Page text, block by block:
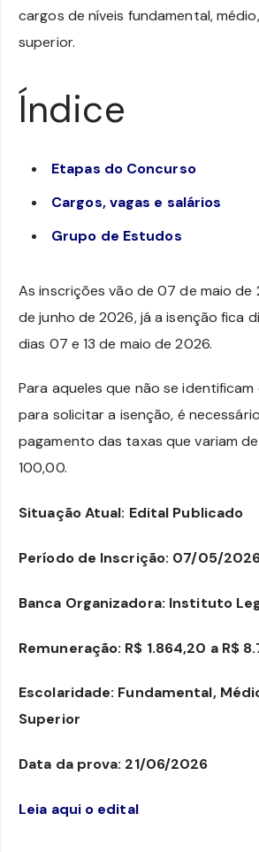
cargos de níveis fundamental,
superior.
Índice
Etapas do Concurso
Cargos, vagas e salários
Grupo de Estudos
As inscrições vão de 07 de maio
de junho de 2026, já a isenção fica
dias 07 e 13 de maio de 2026.
Para aqueles que não se
para solicitar a isenção, é
pagamento das taxas que variam
100,00.
Situação Atual: Edital Publicado
Período de Inscrição: 07/05/
Banca Organizadora: Instituto
Remuneração: R$ 1.864,20 a R$
Escolaridade: Fundamental,
Superior
Data da prova: 21/06/2026
Leia aqui o edital